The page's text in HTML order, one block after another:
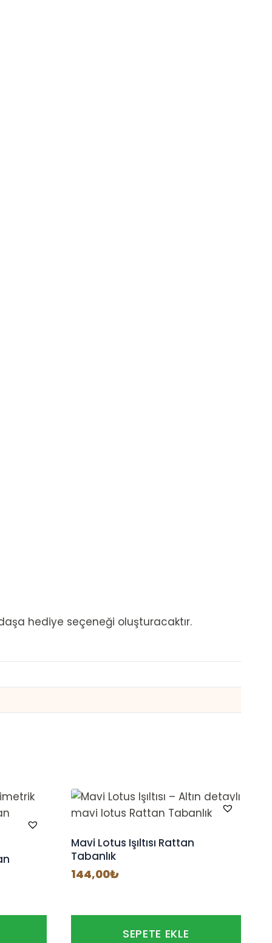
hediye seçeneği oluşturacaktır.
Mavi Lotus Işıltısı Rattan
Tabanlık
144,00₺
SEPETE EKLE